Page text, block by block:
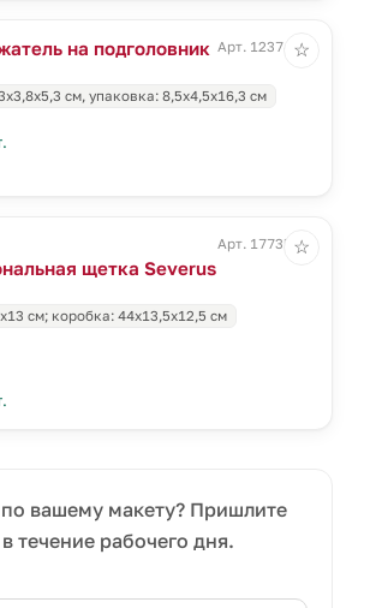
на подголовник Арт. 12374.10
см, упаковка: 8,5х4,5х16,3 см
☆
щетка Severus
Арт. 17735.10
см; коробка: 44х13,5х12,5 см
☆
вашему макету? Пришлите
течение рабочего дня.